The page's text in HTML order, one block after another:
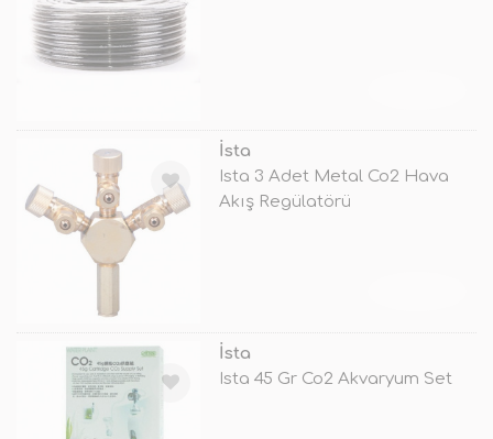
İsta
Ista 3 Adet Metal Co2 Hava
Akış Regülatörü
İsta
Ista 45 Gr Co2 Akvaryum Set